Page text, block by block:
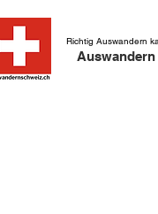
Richtig Auswandern